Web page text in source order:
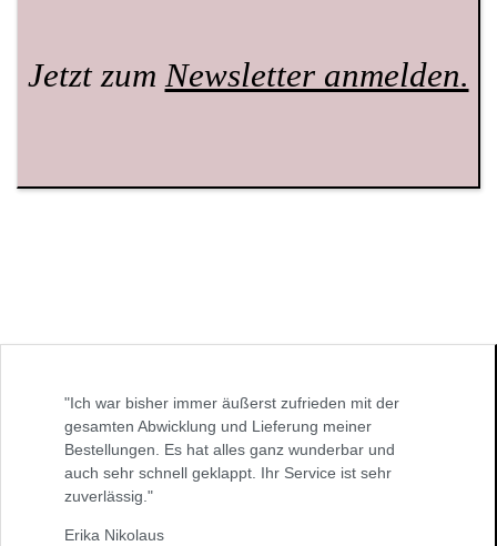
Jetzt zumNewsletter anmelden.
"Ich war bisher immer äußerst zufrieden mit der
gesamten Abwicklung und Lieferung meiner
Bestellungen. Es hat alles ganz wunderbar und
auch sehr schnell geklappt. Ihr Service ist sehr
zuverlässig."
Erika Nikolaus